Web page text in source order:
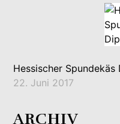
Hessischer Spundekäs
22. Juni 2017
ARCHIV